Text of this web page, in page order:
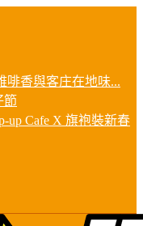
香與客庄在地味...
節
up Cafe X 旗袍裝新春